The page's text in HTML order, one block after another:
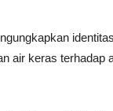
air keras terhadap